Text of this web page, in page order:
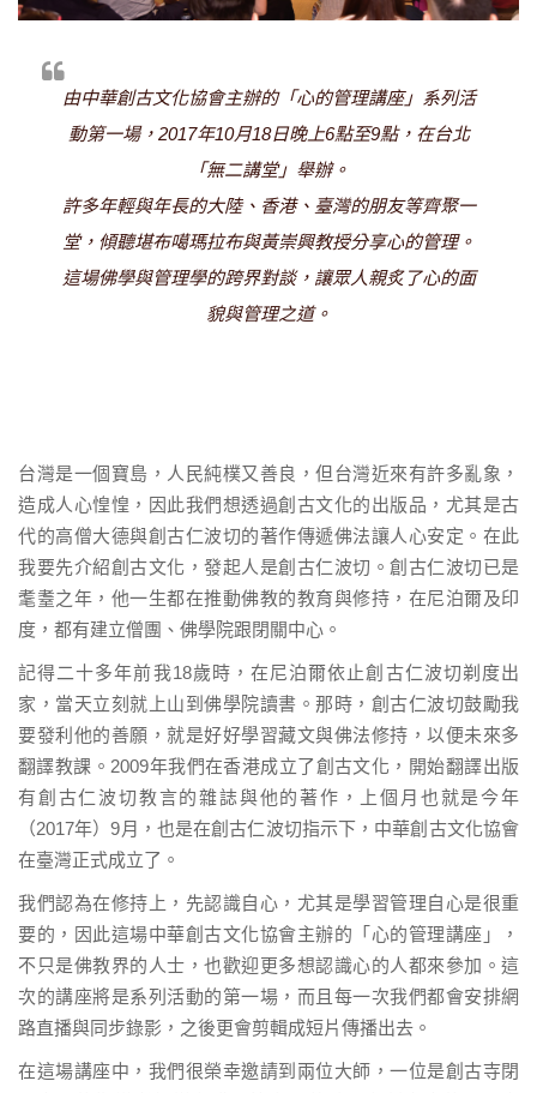
由中華創古文化協會主辦的「心的管理講座」系列活
動第一場，2017年10月18日晚上6點至9點，在台北
「無二講堂」舉辦。
許多年輕與年長的大陸、香港、臺灣的朋友等齊聚一
堂，傾聽堪布噶瑪拉布與黃崇興教授分享心的管理。
這場佛學與管理學的跨界對談，讓眾人親炙了心的面
貌與管理之道。
台灣是一個寶島，人民純樸又善良，但台灣近來有許多亂象，
造成人心惶惶，因此我們想透過創古文化的出版品，尤其是古
代的高僧大德與創古仁波切的著作傳遞佛法讓人心安定。在此
我要先介紹創古文化，發起人是創古仁波切。創古仁波切已是
耄耋之年，他一生都在推動佛教的教育與修持，在尼泊爾及印
度，都有建立僧團、佛學院跟閉關中心。
記得二十多年前我18歲時，在尼泊爾依止創古仁波切剃度出
家，當天立刻就上山到佛學院讀書。那時，創古仁波切鼓勵我
要發利他的善願，就是好好學習藏文與佛法修持，以便未來多
翻譯教課。2009年我們在香港成立了創古文化，開始翻譯出版
有創古仁波切教言的雜誌與他的著作，上個月也就是今年
（2017年）9月，也是在創古仁波切指示下，中華創古文化協會
在臺灣正式成立了。
我們認為在修持上，先認識自心，尤其是學習管理自心是很重
要的，因此這場中華創古文化協會主辦的「心的管理講座」，
不只是佛教界的人士，也歡迎更多想認識心的人都來參加。這
次的講座將是系列活動的第一場，而且每一次我們都會安排網
路直播與同步錄影，之後更會剪輯成短片傳播出去。
在這場講座中，我們很榮幸邀請到兩位大師，一位是創古寺閉